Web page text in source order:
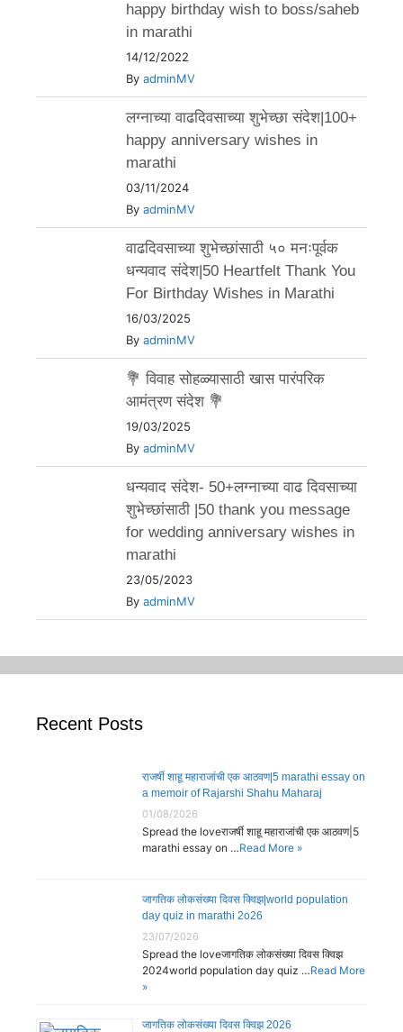
happy birthday wish to boss/saheb
in marathi
14/12/2022
By adminMV
लग्नाच्या वाढदिवसाच्या शुभेच्छा संदेश|100+
happy anniversary wishes in
marathi
03/11/2024
By adminMV
वाढदिवसाच्या शुभेच्छांसाठी ५० मनःपूर्वक
धन्यवाद संदेश|50 Heartfelt Thank You
For Birthday Wishes in Marathi
16/03/2025
By adminMV
💐 विवाह सोहळ्यासाठी खास पारंपरिक
आमंत्रण संदेश 💐
19/03/2025
By adminMV
धन्यवाद संदेश- 50+लग्नाच्या वाढ दिवसाच्या
शुभेच्छांसाठी |50 thank you message
for wedding anniversary wishes in
marathi
23/05/2023
By adminMV
Recent Posts
राजर्षी शाहू महाराजांची एक आठवण|5 marathi essay on
a memoir of Rajarshi Shahu Maharaj
01/08/2026
Spread the loveराजर्षी शाहू महाराजांची एक आठवण|5
marathi essay on …Read More »
जागतिक लोकसंख्या दिवस क्विझ|world population
day quiz in marathi 2o26
23/07/2026
Spread the loveजागतिक लोकसंख्या दिवस क्विझ
2024world population day quiz …Read More
»
जागतिक लोकसंख्या दिवस क्विझ 2026